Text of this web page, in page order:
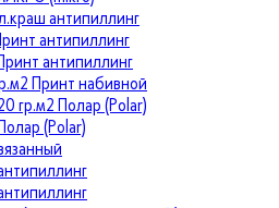
антипиллинг
антипиллинг
антипиллинг
Принт набивной
гр.м2 Полар (Polar)
(Polar)